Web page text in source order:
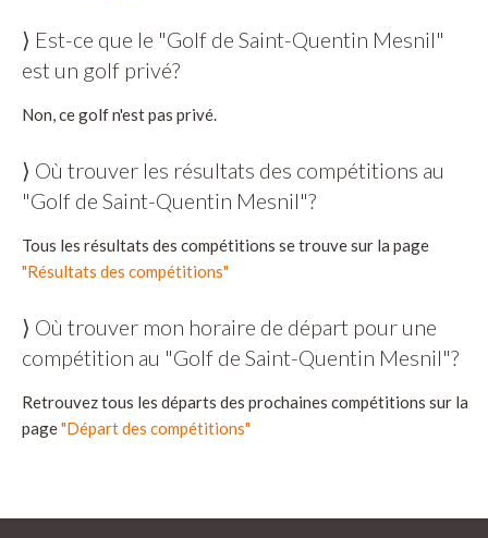
⟩ Est-ce que le "Golf de Saint-Quentin Mesnil"
est un golf privé?
Non, ce golf n'est pas privé.
⟩ Où trouver les résultats des compétitions au
"Golf de Saint-Quentin Mesnil"?
Tous les résultats des compétitions se trouve sur la page
"Résultats des compétitions"
⟩ Où trouver mon horaire de départ pour une
compétition au "Golf de Saint-Quentin Mesnil"?
Retrouvez tous les départs des prochaines compétitions sur la
page"Départ des compétitions"